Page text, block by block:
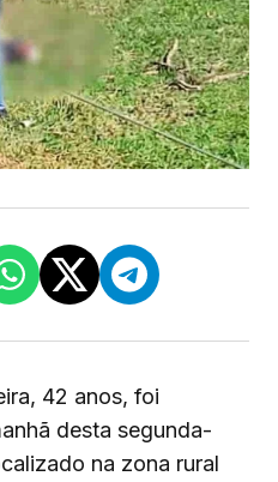
42 anos, foi
desta segunda-
na zona rural